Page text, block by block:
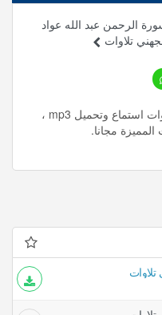
الرحمن عبد الله عواد
تلاوات
سورة الواقعة عبد الله عواد الجهني تلاوات استماع وتحميل mp3 ،
تلاوات